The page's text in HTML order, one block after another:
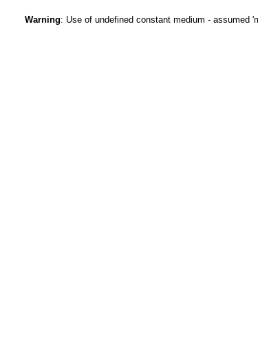
Warning: Use of undefined constant medium - assumed